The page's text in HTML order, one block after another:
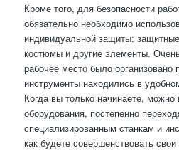
Кроме того, для безопасности
обязательно необходимо
индивидуальной защиты:
костюмы и другие элементы.
рабочее место было организовано
инструменты находились в
Когда вы только начинаете, можно
оборудования, постепенно
специализированным станкам и
как будете совершенствовать